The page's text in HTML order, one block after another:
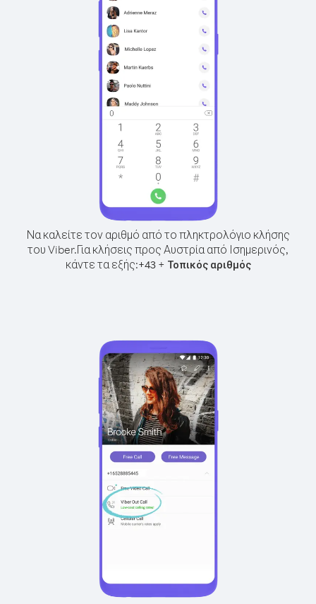
Να καλείτε τον αριθμό από το πληκτρολόγιο κλήσης
του Viber.Για κλήσεις προς Αυστρία από Ισημερινός,
κάντε τα εξής:+43+ Τοπικός αριθμός